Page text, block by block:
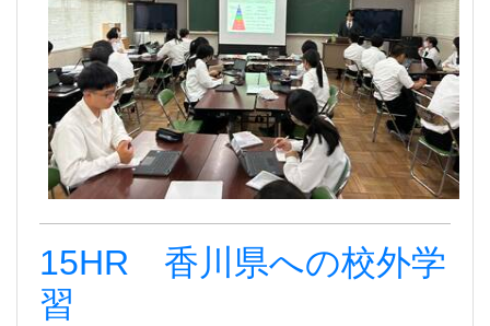
15HR 香川県への校外学
習